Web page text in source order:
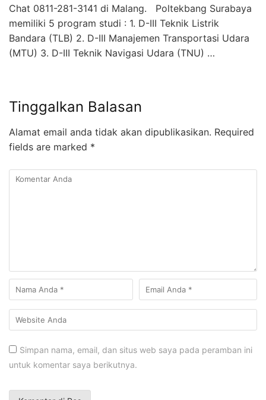
Chat 0811-281-3141 di Malang. Poltekbang Surabaya
memiliki 5 program studi : 1. D-III Teknik Listrik
Bandara (TLB) 2. D-III Manajemen Transportasi Udara
(MTU) 3. D-III Teknik Navigasi Udara (TNU) …
Tinggalkan Balasan
Alamat email anda tidak akan dipublikasikan. Required
fields are marked *
Simpan nama, email, dan situs web saya pada peramban ini
untuk komentar saya berikutnya.